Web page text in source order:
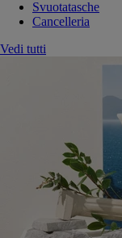
Svuotatasche
Cancelleria
Vedi tutti